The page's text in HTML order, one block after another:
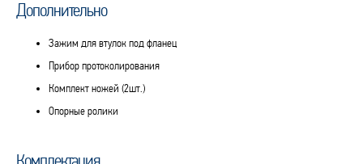
Дополнительно
Зажим для втулок под фланец
Прибор протоколирования
Комплект ножей (2шт.)
Опорные ролики